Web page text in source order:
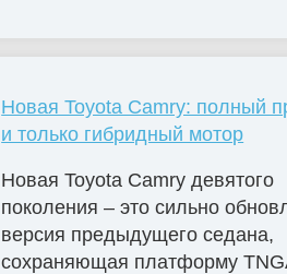
Новая Toyota Camry: полный
и только гибридный мотор
Новая Toyota Camry девятого
поколения – это сильно
версия предыдущего седана,
сохраняющая платформу